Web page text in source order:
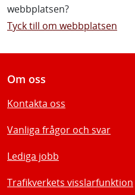
webbplatsen?
Tyck till om webbplatsen
Om oss
Kontakta oss
Vanliga frågor och svar
Lediga jobb
Trafikverkets visslarfunktion